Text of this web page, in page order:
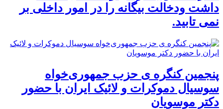
داشت ودخالت بیگانه را در امور داخلی بر
نمی تابید.
پنجمین کنگره ی حزب جمهوری‌خواه
سوسیال دموکرات و لائیک ایران با حضور
دکتر موسویان